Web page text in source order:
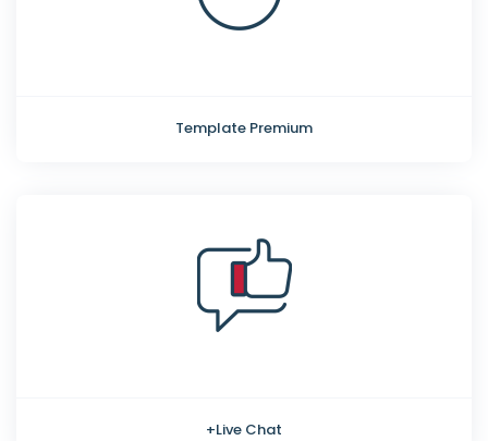
Template Premium
+Live Chat